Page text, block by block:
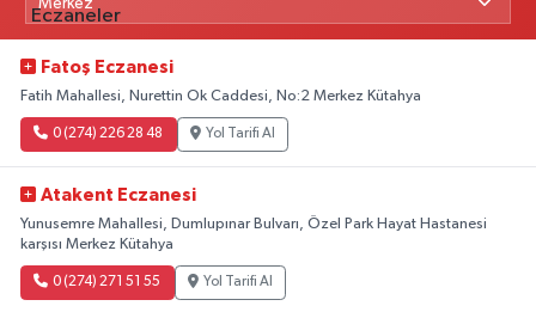
Fatoş Eczanesi
Fatih Mahallesi, Nurettin Ok Caddesi, No:2 Merkez Kütahya
0 (274) 226 28 48 Yol Tarifi Al
Atakent Eczanesi
Yunusemre Mahallesi, Dumlupınar Bulvarı, Özel Park Hayat Hastanesi
karşısı Merkez Kütahya
0 (274) 271 51 55 Yol Tarifi Al